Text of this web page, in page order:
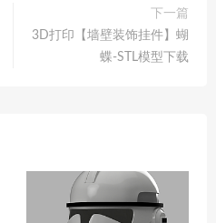
下一篇
3D打印【墙壁装饰挂件】蝴
蝶-STL模型下载